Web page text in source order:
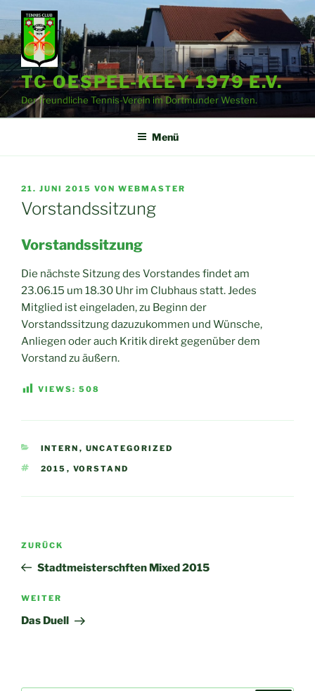
Zum
Inhalt
springen
TC OESPEL-KLEY 1979 E.V.
Der freundliche Tennis-Verein im Dortmunder Westen.
Menü
VERÖFFENTLICHT
AM
21. JUNI 2015 VON WEBMASTER
Vorstandssitzung
Vorstandssitzung
Die nächste Sitzung des Vorstandes findet am
23.06.15 um 18.30 Uhr im Clubhaus statt. Jedes
Mitglied ist eingeladen, zu Beginn der
Vorstandssitzung dazuzukommen und Wünsche,
Anliegen oder auch Kritik direkt gegenüber dem
Vorstand zu äußern.
VIEWS: 508
KATEGORIEN
INTERN , UNCATEGORIZED
SCHLAGWÖRTER
2015 , VORSTAND
Beitragsnavigation
Vorheriger
Beitrag
ZURÜCK
Stadtmeisterschften Mixed 2015
Nächster
Beitrag
WEITER
Das Duell